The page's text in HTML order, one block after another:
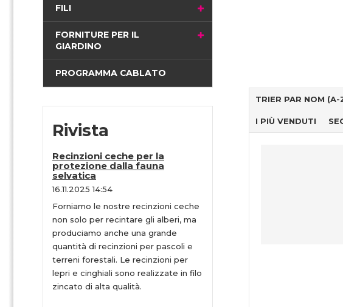
TRIER PAR NOM (A-
I PIÙ VENDUTI
FILI
FORNITURE PER IL
GIARDINO
PROGRAMMA CABLATO
Rivista
Recinzioni ceche per la
protezione dalla fauna
selvatica
16.11.2025 14:54
Forniamo le nostre recinzioni ceche
non solo per recintare gli alberi, ma
produciamo anche una grande
quantità di recinzioni per pascoli e
terreni forestali. Le recinzioni per
lepri e cinghiali sono realizzate in filo
zincato di alta qualità.